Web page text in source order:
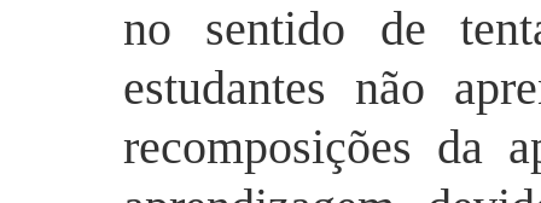
no sentido de
estudantes não
recomposições da